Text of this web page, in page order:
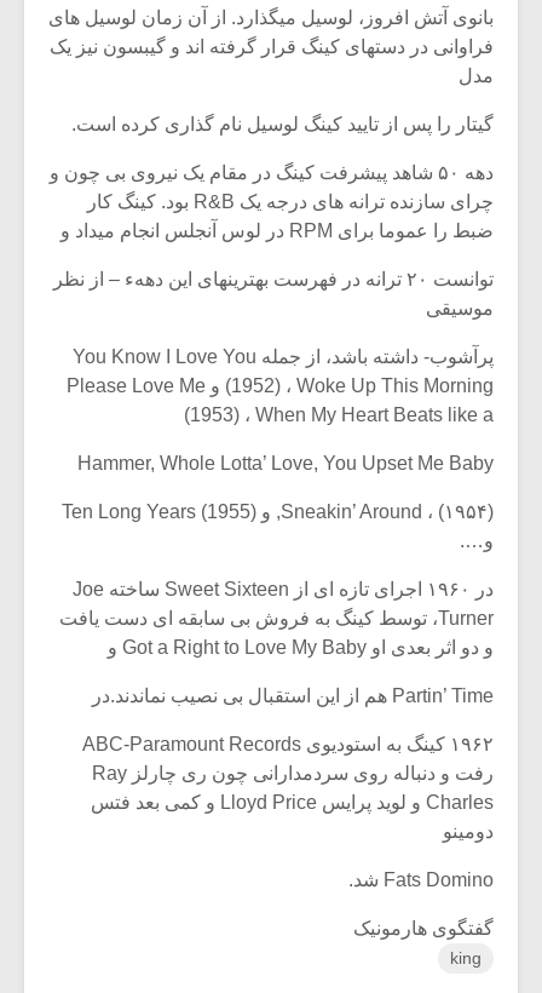
بانوی آتش افروز، لوسیل میگذارد. از آن زمان لوسیل های
فراوانی در دستهای کینگ قرار گرفته اند و گیبسون نیز یک
مدل
گیتار را پس از تایید کینگ لوسیل نام گذاری کرده است.
دهه ۵۰ شاهد پیشرفت کینگ در مقام یک نیروی بی چون و
چرای سازنده ترانه های درجه یک R&B بود. کینگ کار
ضبط را عموما برای RPM در لوس آنجلس انجام میداد و
توانست ۲۰ ترانه در فهرست بهترینهای این دههء – از نظر
موسیقی
پرآشوب- داشته باشد، از جمله You Know I Love You
(1952) ، Woke Up This Morning و Please Love Me
(1953) ، When My Heart Beats like a
Hammer, Whole Lotta’ Love, You Upset Me Baby
(۱۹۵۴) ، Sneakin’ Around, و (Ten Long Years (1955
و….
در ۱۹۶۰ اجرای تازه ای از Sweet Sixteen ساخته Joe
Turner، توسط کینگ به فروش بی سابقه ای دست یافت
و دو اثر بعدی او Got a Right to Love My Baby و
Partin’ Time هم از این استقبال بی نصیب نماندند.در
۱۹۶۲ کینگ به استودیوی ABC-Paramount Records
رفت و دنباله روی سردمدارانی چون ری چارلز Ray
Charles و لوید پرایس Lloyd Price و کمی بعد فتس
دومینو
Fats Domino شد.
گفتگوی هارمونیک
king